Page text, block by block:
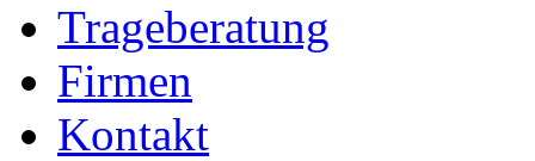
Trageberatung
Firmen
Kontakt